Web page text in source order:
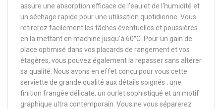
assure une absorption efficace de l'eau et de l'humidité et
un séchage rapide pour une utilisation quotidienne. Vous
retirerez facilement les tâches éventuelles et poussières
en la mettant en machine jusqu'à 60°C. Pour un gain de
place optimisé dans vos placards de rangement et vos
étagères, vous pouvez également la repasser sans altérer
sa qualité. Nous avons en effet conçu pour vous cette
serviette de grande qualité aux détails soignés ; une
finition frangée délicate, un ourlet sophistiqué et un motif
graphique ultra contemporain. Vous ne vous séparerez